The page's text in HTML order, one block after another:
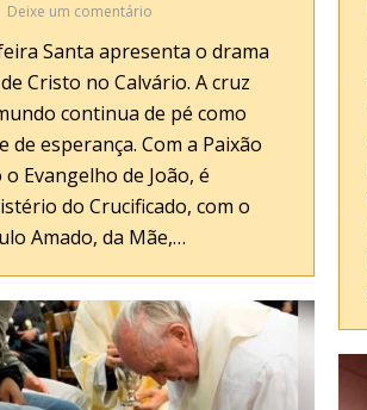
Deixe um comentário
Santa apresenta o drama
Cristo no Calvário. A cruz
continua de pé como
de esperança. Com a Paixão
Evangelho de João, é
do Crucificado, com o
Amado, da Mãe,…